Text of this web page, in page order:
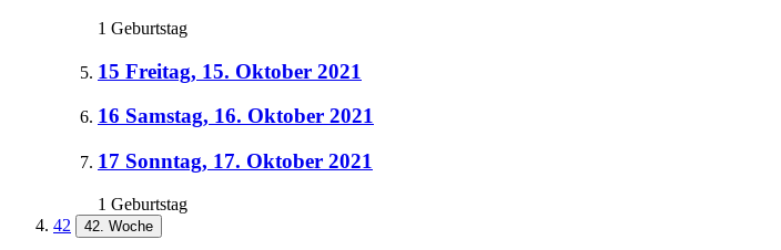
1 Geburtstag
15 Freitag, 15. Oktober 2021
16 Samstag, 16. Oktober 2021
17 Sonntag, 17. Oktober 2021
1 Geburtstag
42
42. Woche